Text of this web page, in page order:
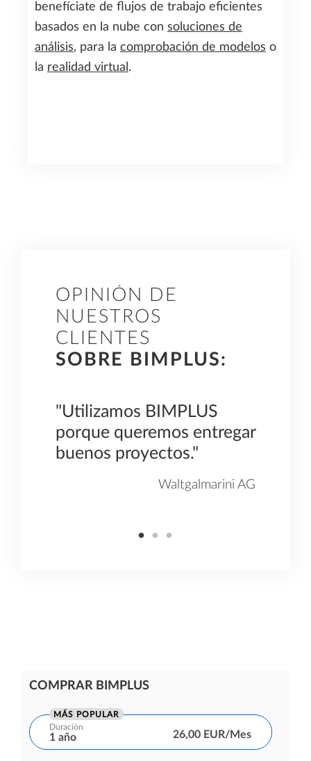
benefíciate de flujos de trabajo eficientes
basados en la nube con soluciones de
análisis, para la comprobación de modelos o
la realidad virtual .
OPINIÓN DE
NUESTROS
CLIENTES
SOBRE BIMPLUS:
"Utilizamos BIMPLUS
porque queremos entregar
buenos proyectos."
Waltgalmarini AG
COMPRAR BIMPLUS
MÁS POPULAR
26,00 EUR/Mes
Duración
1 año